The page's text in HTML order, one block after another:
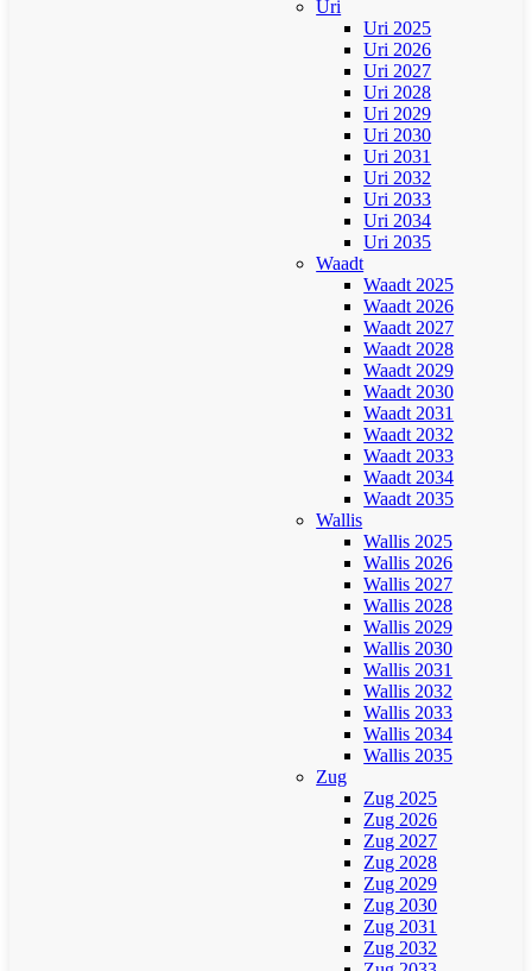
Uri
Uri 2025
Uri 2026
Uri 2027
Uri 2028
Uri 2029
Uri 2030
Uri 2031
Uri 2032
Uri 2033
Uri 2034
Uri 2035
Waadt
Waadt 2025
Waadt 2026
Waadt 2027
Waadt 2028
Waadt 2029
Waadt 2030
Waadt 2031
Waadt 2032
Waadt 2033
Waadt 2034
Waadt 2035
Wallis
Wallis 2025
Wallis 2026
Wallis 2027
Wallis 2028
Wallis 2029
Wallis 2030
Wallis 2031
Wallis 2032
Wallis 2033
Wallis 2034
Wallis 2035
Zug
Zug 2025
Zug 2026
Zug 2027
Zug 2028
Zug 2029
Zug 2030
Zug 2031
Zug 2032